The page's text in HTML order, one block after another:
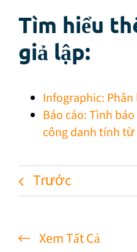
Tìm hiểu
giả lập:
Infographic:
Báo cáo: Tình
công danh tính từ
Trước
Xem Tất Cả